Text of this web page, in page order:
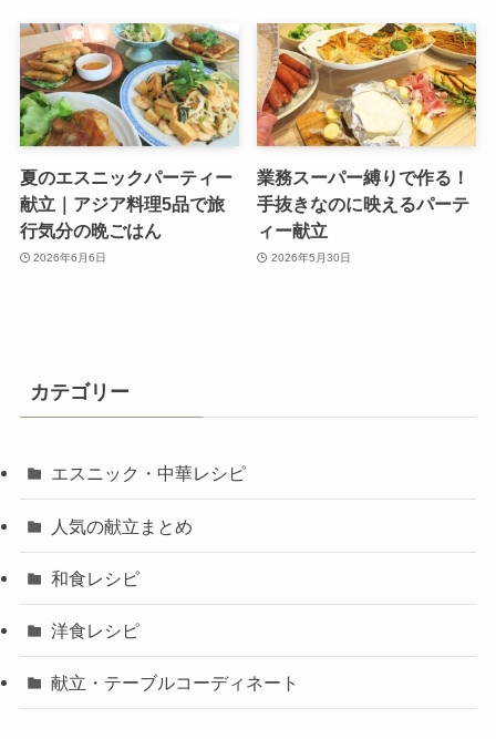
夏のエスニックパーティー
献立｜アジア料理5品で旅
行気分の晩ごはん
2026年6月6日
業務スーパー縛りで作る！
手抜きなのに映えるパーテ
ィー献立
2026年5月30日
カテゴリー
エスニック・中華レシピ
人気の献立まとめ
和食レシピ
洋食レシピ
献立・テーブルコーディネート